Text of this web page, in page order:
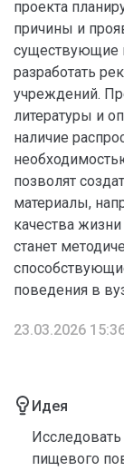
проекта
причины и
существующие
разработать
учреждений.
литературы и
наличие
позволят
материалы,
качества
станет
поведения в
23.03.2026
Идея
пищевого